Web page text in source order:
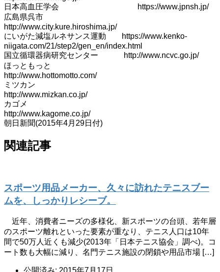
日本高血圧学会 https://www.jpnsh.jp/
広島県呉市
http://www.city.kure.hiroshima.jp/
にいがた減塩ルネサンス運動 https://www.kenko-
niigata.com/21/step2/gen_en/index.html
国立循環器病研究センター http://www.ncvc.go.jp/
ほっともっと
http://www.hottomotto.com/
ミツカン
http://www.mizkan.co.jp/
カゴメ
http://www.kagome.co.jp/
朝日新聞(2015年4月29日付)
関連記事
スポーツ用品メーカー、久々に訪れたテニスブー
ムを、しっかりレシーブ。
近年、消費者ニーズの多様化、新スポーツの台頭、若年層
のスポーツ離れといった要素が重なり、テニス人口は10年
間で50万人近くも減少(2013年「日本テニス協会」調べ)。コ
ート数も大幅に減り、名門テニス施設の閉鎖や用品市場 […]
公開済み: 2015年7月17日